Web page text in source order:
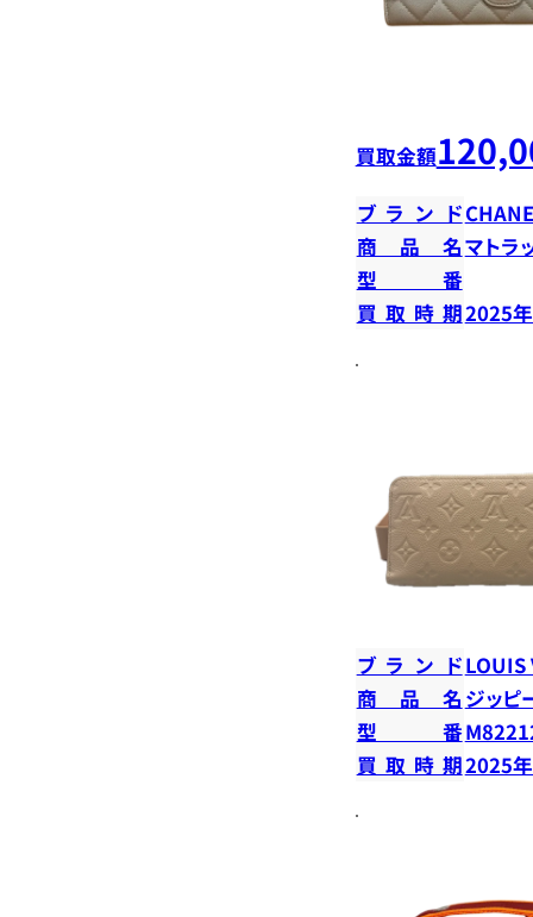
買取金額
ブランド
商品名マト
型番
買取時期2025
ブランドLOUIS
商品名 ジッピ
型番
買取時期2025